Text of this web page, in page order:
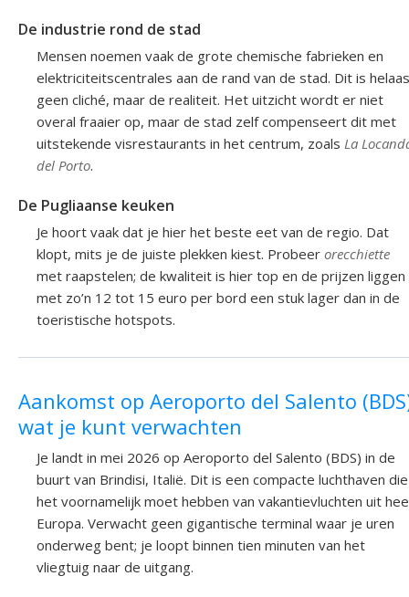
De industrie rond de stad
Mensen noemen vaak de grote chemische fabrieken en
elektriciteitscentrales aan de rand van de stad. Dit is helaas
geen cliché, maar de realiteit. Het uitzicht wordt er niet
overal fraaier op, maar de stad zelf compenseert dit met
uitstekende visrestaurants in het centrum, zoals La
del Porto.
De Pugliaanse keuken
Je hoort vaak dat je hier het beste eet van de regio. Dat
klopt, mits je de juiste plekken kiest. Probeer orecchiette
met raapstelen; de kwaliteit is hier top en de prijzen liggen
met zo’n 12 tot 15 euro per bord een stuk lager dan in de
toeristische hotspots.
Aankomst op Aeroporto del Salento
wat je kunt verwachten
Je landt in mei 2026 op Aeroporto del Salento (BDS) in de
buurt van Brindisi, Italië. Dit is een compacte luchthaven die
het voornamelijk moet hebben van vakantievluchten uit
Europa. Verwacht geen gigantische terminal waar je uren
onderweg bent; je loopt binnen tien minuten van het
vliegtuig naar de uitgang.